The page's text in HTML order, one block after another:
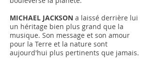
MICHAEL JACKSON a laissé derrière lui
un héritage bien plus grand que la
musique. Son message et son amour
pour la Terre et la nature sont
aujourd'hui plus pertinents que jamais.